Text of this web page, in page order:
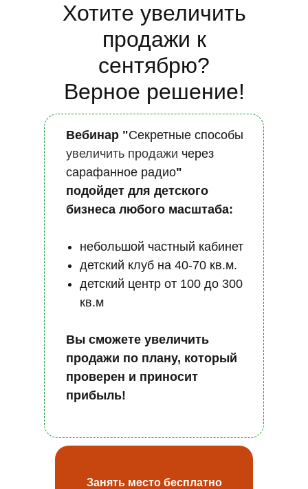
Хотите увеличить
продажи к
сентябрю?
Верное решение!
Занять место бесплатно
Вебинар "Секретные способы
увеличить продажи через
сарафанное радио"
подойдет для детского
бизнеса любого масштаба:
небольшой частный кабинет
детский клуб на 40-70 кв.м.
детский центр от 100 до 300
кв.м
Вы сможете увеличить
продажи по плану, который
проверен и приносит
прибыль!